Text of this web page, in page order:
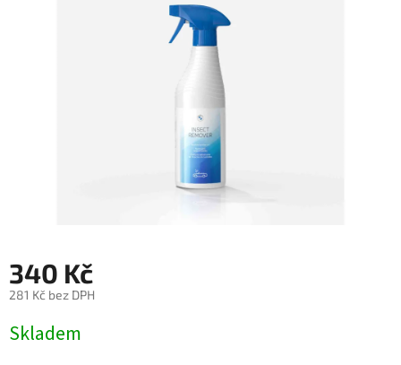
340 Kč
281 Kč bez DPH
cena:
Skladem